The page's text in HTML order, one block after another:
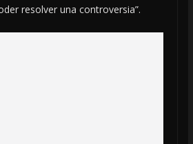
resolver una controversia”.